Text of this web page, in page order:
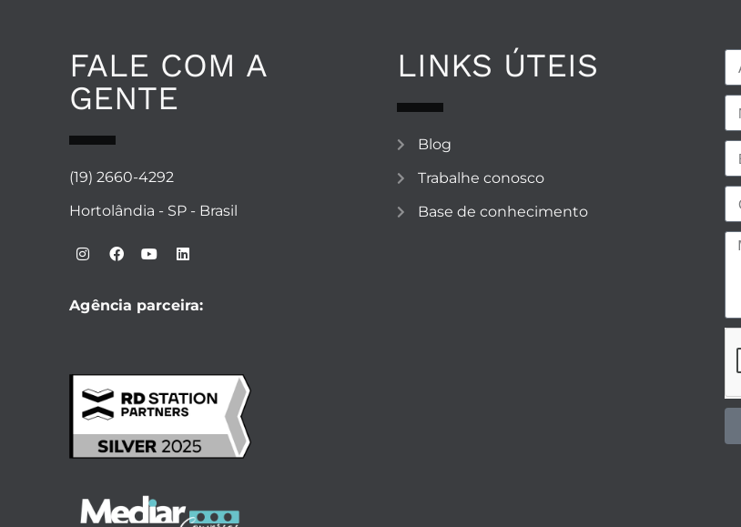
FALE COM A
GENTE
(19) 2660-4292
Hortolândia - SP - Brasil
Agência parceira:
LINKS ÚTEIS
Blog
Trabalhe conosco
Base de conhecimento